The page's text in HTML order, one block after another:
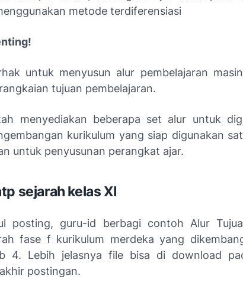
metode terdiferensiasi
untuk menyusun alur pembelajaran
tujuan pembelajaran.
menyediakan beberapa set alur untuk
kurikulum yang siap digunakan
untuk penyusunan perangkat ajar.
sejarah kelas XI
posting, guru-id berbagi contoh Alur
fase f kurikulum merdeka yang
4. Lebih jelasnya file bisa di download
postingan.